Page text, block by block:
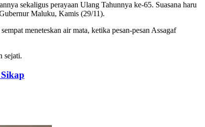
sekaligus perayaan Ulang Tahunnya ke-65. Suasana haru
Maluku, Kamis (29/11).
meneteskan air mata, ketika pesan-pesan Assagaf
sejati.